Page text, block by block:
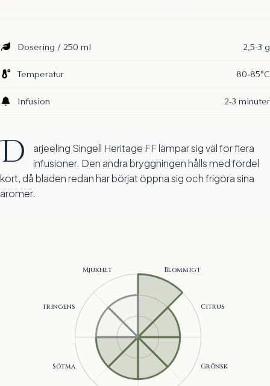
Dosering / 250 ml 2,5-3 g
Temperatur 80-85°C
Infusion 2-3 minuter
D
arjeeling Singell Heritage FF lämpar sig väl for flera
infusioner. Den andra bryggningen hålls med fördel
kort, då bladen redan har börjat öppna sig och frigöra sina
aromer.